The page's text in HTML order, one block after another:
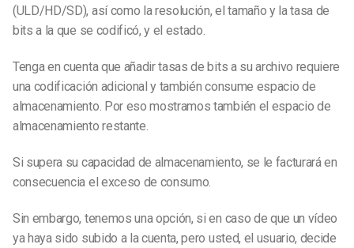
(ULD/HD/SD), así como la resolución, el tamaño y la tasa de
bits a la que se codificó, y el estado.
Tenga en cuenta que añadir tasas de bits a su archivo requiere
una codificación adicional y también consume espacio de
almacenamiento. Por eso mostramos también el espacio de
almacenamiento restante.
Si supera su capacidad de almacenamiento, se le facturará en
consecuencia el exceso de consumo.
Sin embargo, tenemos una opción, si en caso de que un vídeo
ya haya sido subido a la cuenta, pero usted, el usuario, decide